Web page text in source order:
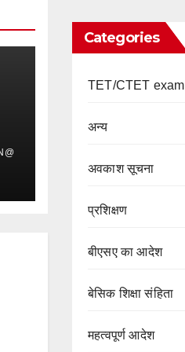
Categories
TET/CTET exam
अन्य
अवकाश सूचना
प्रशिक्षण
बीएसए का आदेश
बेसिक शिक्षा संहिता
महत्वपूर्ण आदेश